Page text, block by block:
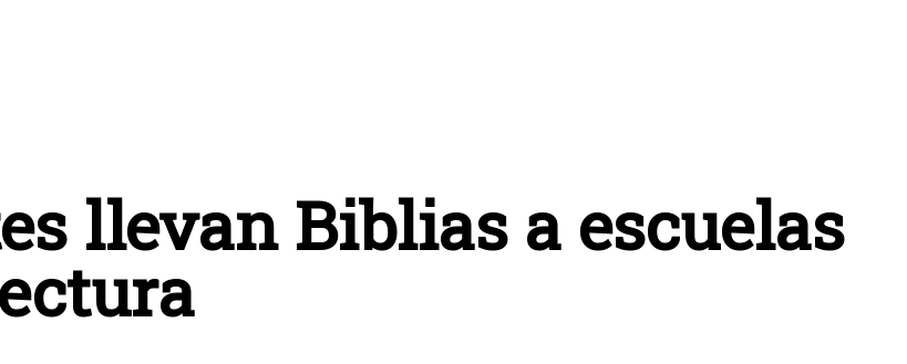
llevan Biblias a escuelas